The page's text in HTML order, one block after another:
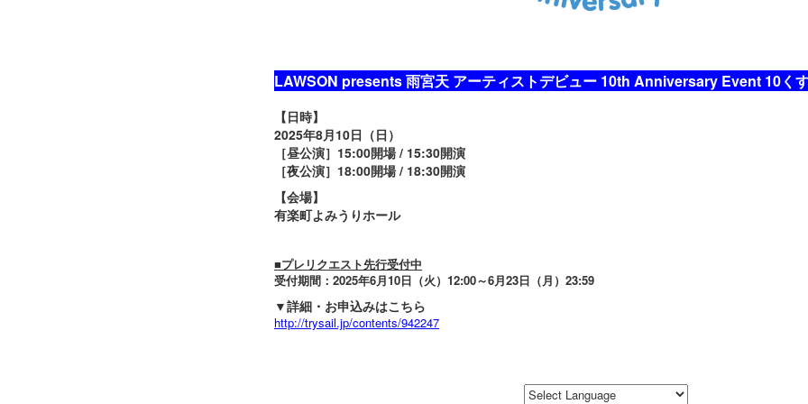
LAWSON presents 雨宮天 アーティストデビュー 10th Anniversary Event 10く
【日時】
2025年8月10日（日）
［昼公演］15:00開場 / 15:30開演
［夜公演］18:00開場 / 18:30開演
【会場】
有楽町よみうりホール
■プレリクエスト先行受付中
受付期間：2025年6月10日（火）12:00～6月23日（月）23:59
▼詳細・お申込みはこちら
http://trysail.jp/contents/942247